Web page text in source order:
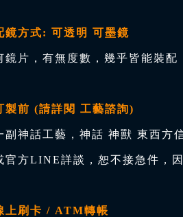
鏡方式: 可透明 可墨鏡
鏡片，有無度數，幾乎皆能裝
製前 (請詳閱 工藝諮詢)
副神話工藝，神話 神獸 東西方
官方LINE詳談，恕不接急件，
上刷卡 / ATM轉帳